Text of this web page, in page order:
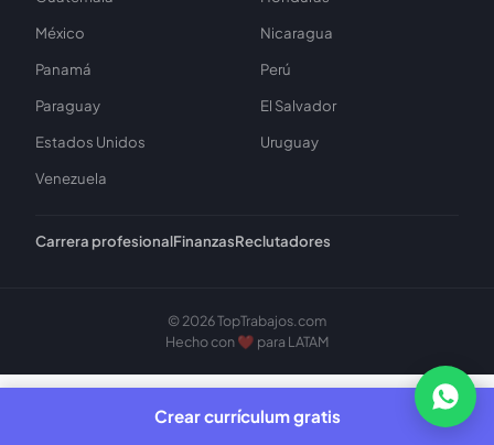
Crear currículum gratis
México
Nicaragua
Panamá
Perú
Paraguay
El Salvador
Estados Unidos
Uruguay
Venezuela
Carrera profesionalFinanzasReclutadores
© 2026 TopTrabajos.com
Hecho con ❤️ para LATAM